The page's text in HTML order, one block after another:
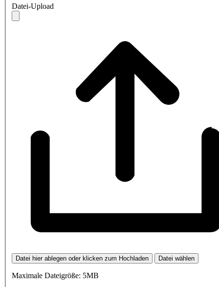
Datei-Upload
Datei hier ablegen oder klicken zum Hochladen Datei wählen
Maximale Dateigröße: 5MB